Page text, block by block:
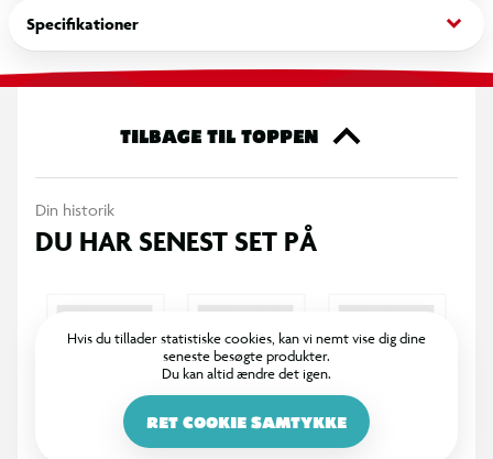
Emballage størrelse: 32x11,5x18,5cm
Kræver 3 x LR44-batterier (medfølger)
Specifikationer keyboard_arrow_down
TILBAGE TIL TOPPEN
Din historik
DU HAR SENEST SET PÅ
Hvis du tillader statistiske cookies, kan vi nemt vise dig dine
seneste besøgte produkter.
Du kan altid ændre det igen.
RET COOKIE SAMTYKKE